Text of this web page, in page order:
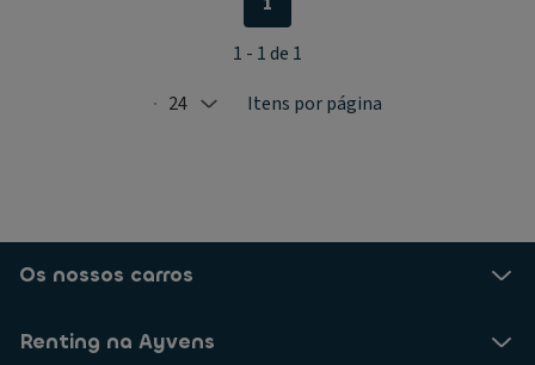
Selected: 24
24 Itens por página
1 - 1 de 1
Os nossos carros
Renting na Ayvens